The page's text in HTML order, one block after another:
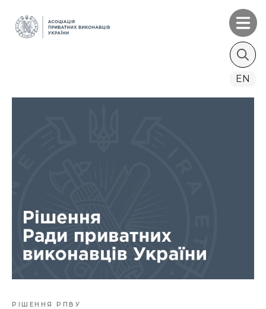
Search
EN
РІШЕННЯ РПВУ